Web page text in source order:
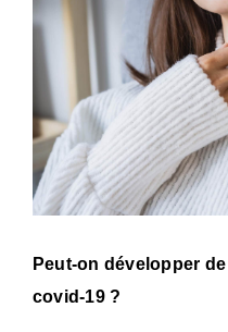
Peut-on développer
covid-19 ?